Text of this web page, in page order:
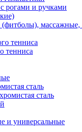
рогами и ручками
тенниса
тенниса
сталь
сталь
и универсальные